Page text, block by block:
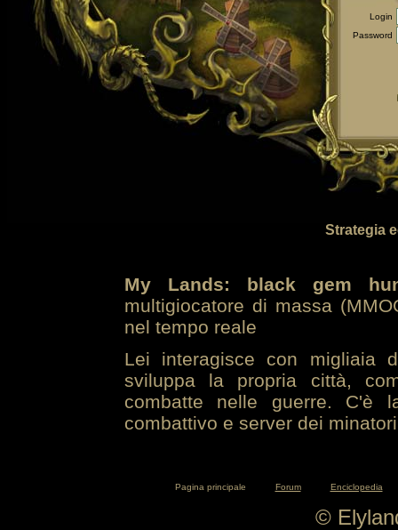
Login
Password
Strategia
My Lands: black gem
multigiocatore di massa
nel tempo reale
Lei interagisce con migliaia
sviluppa la propria città,
combatte nelle guerre. C'è
combattivo e server dei
Pagina principale Forum Enciclopedia
©